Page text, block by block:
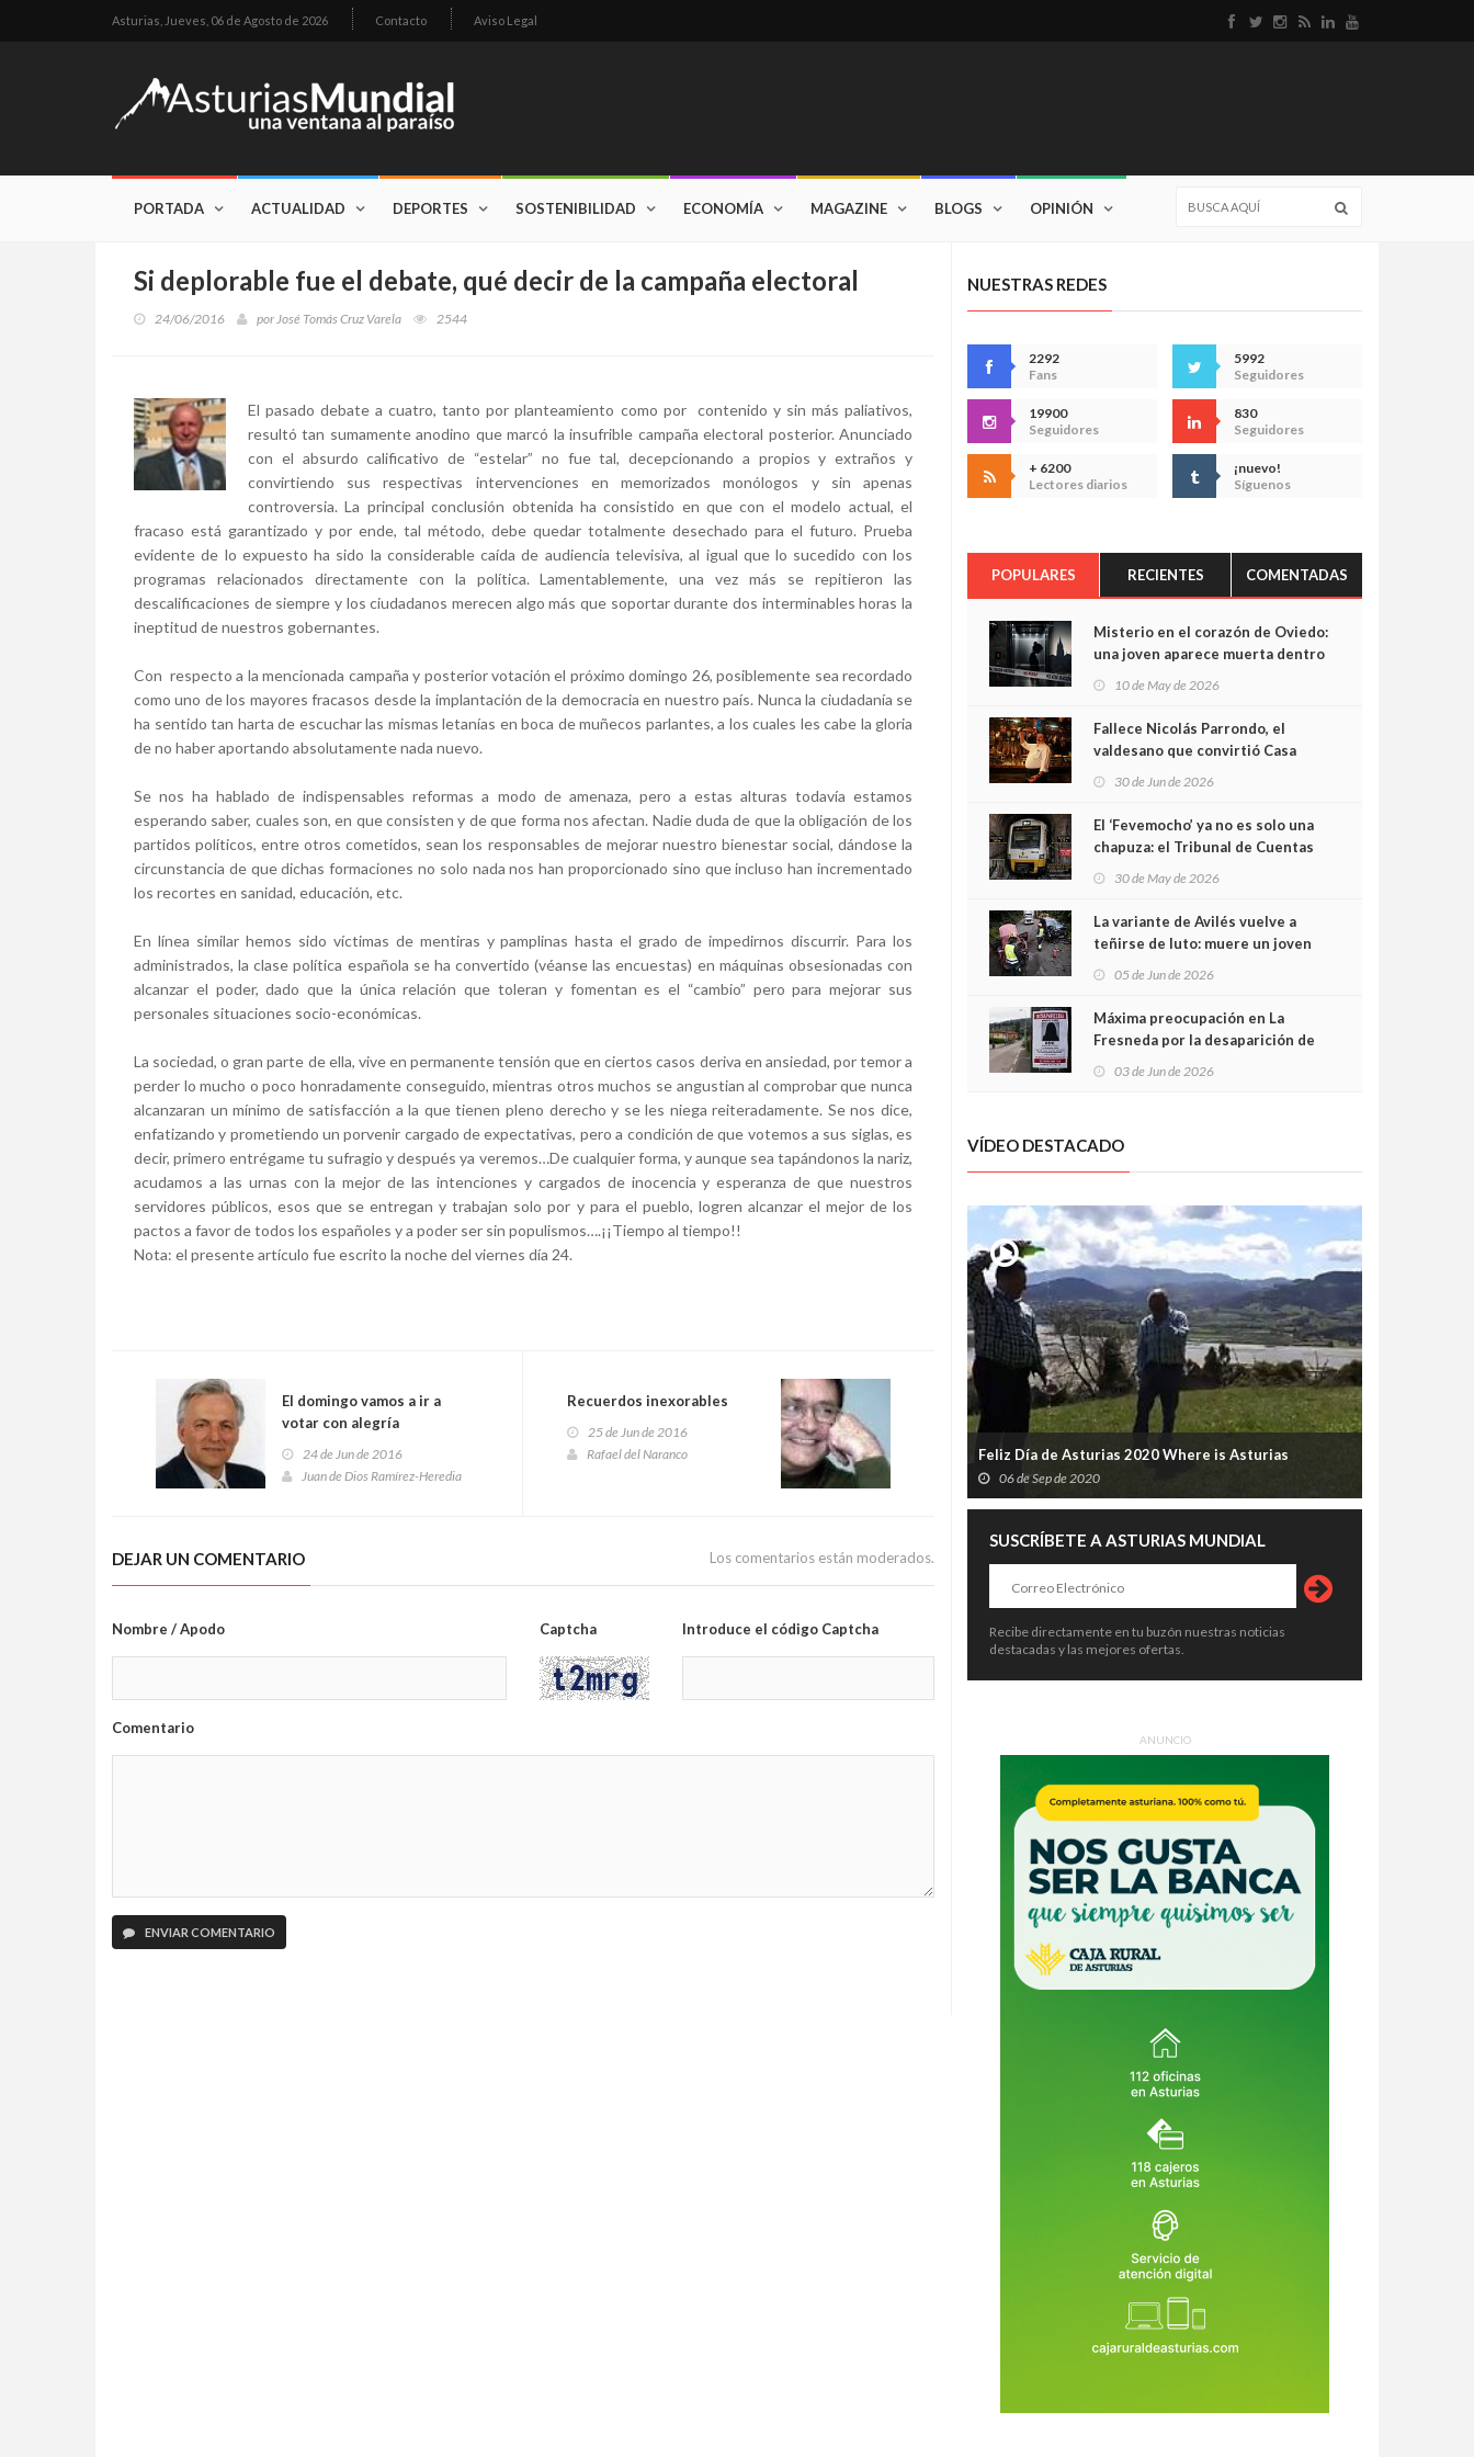
Asturias, Jueves, 06 de Agosto de 2026 Contacto Aviso Legal
PORTADA ACTUALIDAD DEPORTES SOSTENIBILIDAD ECONOMÍA MAGAZINE BLOGS OPINIÓN
Si deplorable fue el debate, qué decir de la campaña electoral
24/06/2016 porJosé Tomás Cruz Varela 2544
El pasado debate a cuatro, tanto por planteamiento como por contenido y sin más paliativos,
resultó tan sumamente anodino que marcó la insufrible campaña electoral posterior. Anunciado
con el absurdo calificativo de “estelar” no fue tal, decepcionando a propios y extraños y
convirtiendo sus respectivas intervenciones en memorizados monólogos y sin apenas
controversia. La principal conclusión obtenida ha consistido en que con el modelo actual, el
fracaso está garantizado y por ende, tal método, debe quedar totalmente desechado para el futuro. Prueba
evidente de lo expuesto ha sido la considerable caída de audiencia televisiva, al igual que lo sucedido con los
programas relacionados directamente con la política. Lamentablemente, una vez más se repitieron las
descalificaciones de siempre y los ciudadanos merecen algo más que soportar durante dos interminables horas la
ineptitud de nuestros gobernantes.
Con respecto a la mencionada campaña y posterior votación el próximo domingo 26, posiblemente sea recordado
como uno de los mayores fracasos desde la implantación de la democracia en nuestro país. Nunca la ciudadanía se
ha sentido tan harta de escuchar las mismas letanías en boca de muñecos parlantes, a los cuales les cabe la gloria
de no haber aportando absolutamente nada nuevo.
Se nos ha hablado de indispensables reformas a modo de amenaza, pero a estas alturas todavía estamos
esperando saber, cuales son, en que consisten y de que forma nos afectan. Nadie duda de que la obligación de los
partidos políticos, entre otros cometidos, sean los responsables de mejorar nuestro bienestar social, dándose la
circunstancia de que dichas formaciones no solo nada nos han proporcionado sino que incluso han incrementado
los recortes en sanidad, educación, etc.
En línea similar hemos sido víctimas de mentiras y pamplinas hasta el grado de impedirnos discurrir. Para los
administrados, la clase política española se ha convertido (véanse las encuestas) en máquinas obsesionadas con
alcanzar el poder, dado que la única relación que toleran y fomentan es el “cambio” pero para mejorar sus
personales situaciones socio-económicas.
La sociedad, o gran parte de ella, vive en permanente tensión que en ciertos casos deriva en ansiedad, por temor a
perder lo mucho o poco honradamente conseguido, mientras otros muchos se angustian al comprobar que nunca
alcanzaran un mínimo de satisfacción a la que tienen pleno derecho y se les niega reiteradamente. Se nos dice,
enfatizando y prometiendo un porvenir cargado de expectativas, pero a condición de que votemos a sus siglas, es
decir, primero entrégame tu sufragio y después ya veremos…De cualquier forma, y aunque sea tapándonos la nariz,
acudamos a las urnas con la mejor de las intenciones y cargados de inocencia y esperanza de que nuestros
servidores públicos, esos que se entregan y trabajan solo por y para el pueblo, logren alcanzar el mejor de los
pactos a favor de todos los españoles y a poder ser sin populismos….¡¡Tiempo al tiempo!!
Nota: el presente artículo fue escrito la noche del viernes día 24.
El domingo vamos a ir a
votar con alegría
24 de Jun de 2016
Juan de Dios Ramírez-Heredia
Recuerdos inexorables
25 de Jun de 2016
Rafael del Naranco
DEJAR UN COMENTARIO Los comentarios están moderados.
Nombre / Apodo Captcha Introduce el código Captcha
Comentario
ENVIAR COMENTARIO
NUESTRAS REDES
2292
Fans
5992
Seguidores
19900
Seguidores
830
Seguidores
+ 6200
Lectores diarios
¡nuevo!
Síguenos
POPULARES RECIENTES COMENTADAS
Misterio en el corazón de Oviedo:
una joven aparece muerta dentro
cámaras captan sus últimos
minutos
10 de May de 2026
Fallece Nicolás Parrondo, el
valdesano que convirtió Casa
30 de Jun de 2026
El ‘Fevemocho’ ya no es solo una
chapuza: el Tribunal de Cuentas
sobrecoste de los trenes que no
cabían por los túneles
30 de May de 2026
La variante de Avilés vuelve a
teñirse de luto: muere un joven
05 de Jun de 2026
Máxima preocupación en La
Fresneda por la desaparición de
03 de Jun de 2026
VÍDEO DESTACADO
Feliz Día de Asturias 2020 Where is Asturias
06 de Sep de 2020
SUSCRÍBETE A ASTURIAS MUNDIAL
Recibe directamente en tu buzón nuestras noticias
destacadas y las mejores ofertas.
ANUNCIO